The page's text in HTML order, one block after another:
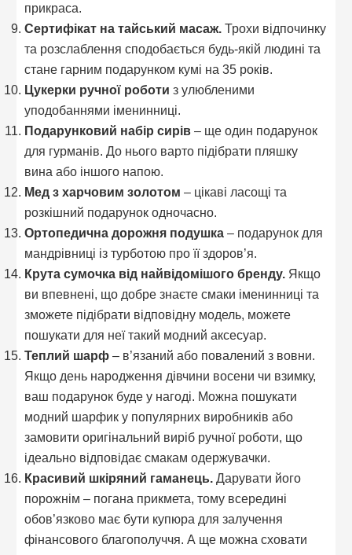
прикраса.
Сертифікат на тайський масаж. Трохи відпочинку
та розслаблення сподобається будь-якій людині та
стане гарним подарунком кумі на 35 років.
Цукерки ручної роботи з улюбленими
уподобаннями іменинниці.
Подарунковий набір сирів – ще один подарунок
для гурманів. До нього варто підібрати пляшку
вина або іншого напою.
Мед з харчовим золотом– цікаві ласощі та
розкішний подарунок одночасно.
Ортопедична дорожня подушка – подарунок для
мандрівниці із турботою про її здоров’я.
Крута сумочка від найвідомішого бренду. Якщо
ви впевнені, що добре знаєте смаки іменинниці та
зможете підібрати відповідну модель, можете
пошукати для неї такий модний аксесуар.
Теплий шарф – в’язаний або повалений з вовни.
Якщо день народження дівчини восени чи взимку,
ваш подарунок буде у нагоді. Можна пошукати
модний шарфик у популярних виробників або
замовити оригінальний виріб ручної роботи, що
ідеально відповідає смакам одержувачки.
Красивий шкіряний гаманець. Дарувати його
порожнім – погана прикмета, тому всередині
обов’язково має бути купюра для залучення
фінансового благополуччя. А ще можна сховати